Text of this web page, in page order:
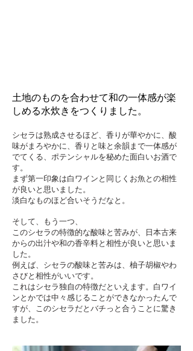
土地のものを合わせて和の一体感が楽
しめる水炊きをつくりました。
シセラは熟成させるほど、香りが華やかに、酸
味がまろやかに、香りと味と余韻まで一体感が
でてくる、ポテンシャルを秘めた面白いお酒で
す。
まず第一印象は白ワインと同じくお魚との相性
が良いと思いました。
淡白なものほど合いそうだなと。
そして、もう一つ、
このシセラの特徴的な酸味と苦みが、日本古来
からの出汁や和の香辛料と相性が良いと思いま
した。
例えば、シセラの酸味と苦みは、柚子胡椒やわ
さびと相性がいいです。
これはシセラ独自の特徴だといえます。白ワイ
ンとかでは中々感じることができなかったんで
すが、このシセラだとバチっと合うことに驚き
ました。